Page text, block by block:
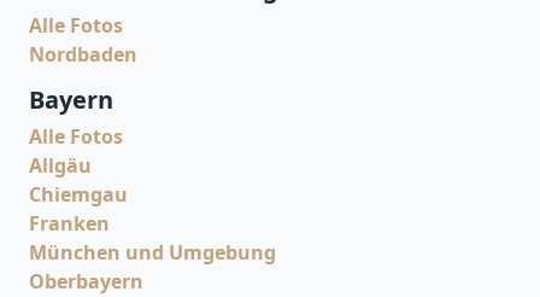
Alle Fotos
Nordbaden
Bayern
Alle Fotos
Allgäu
Chiemgau
Franken
München und Umgebung
Oberbayern